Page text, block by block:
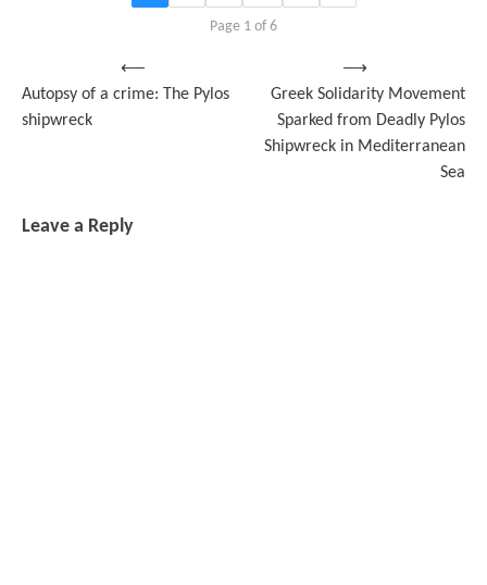
Page 1 of 6
navigation
⟵
Autopsy of a crime: The Pylos
shipwreck
Greek Solidarity Movement
Sparked from Deadly Pylos
Shipwreck in Mediterranean
Sea
⟶
Leave a Reply